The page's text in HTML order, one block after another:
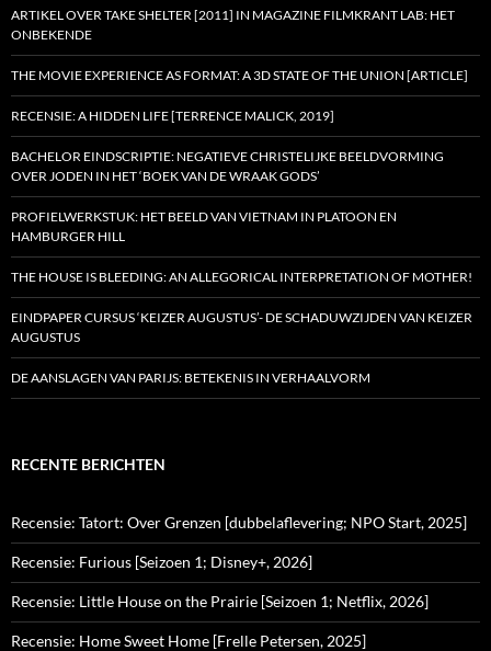
ARTIKEL OVER TAKE SHELTER [2011] IN MAGAZINE FILMKRANT LAB: HET
ONBEKENDE
THE MOVIE EXPERIENCE AS FORMAT: A 3D STATE OF THE UNION [ARTICLE]
RECENSIE: A HIDDEN LIFE [TERRENCE MALICK, 2019]
BACHELOR EINDSCRIPTIE: NEGATIEVE CHRISTELIJKE BEELDVORMING
OVER JODEN IN HET ‘BOEK VAN DE WRAAK GODS’
PROFIELWERKSTUK: HET BEELD VAN VIETNAM IN PLATOON EN
HAMBURGER HILL
THE HOUSE IS BLEEDING: AN ALLEGORICAL INTERPRETATION OF MOTHER!
EINDPAPER CURSUS ‘KEIZER AUGUSTUS’- DE SCHADUWZIJDEN VAN KEIZER
AUGUSTUS
DE AANSLAGEN VAN PARIJS: BETEKENIS IN VERHAALVORM
RECENTE BERICHTEN
Recensie: Tatort: Over Grenzen [dubbelaflevering; NPO Start, 2025]
Recensie: Furious [Seizoen 1; Disney+, 2026]
Recensie: Little House on the Prairie [Seizoen 1; Netflix, 2026]
Recensie: Home Sweet Home [Frelle Petersen, 2025]